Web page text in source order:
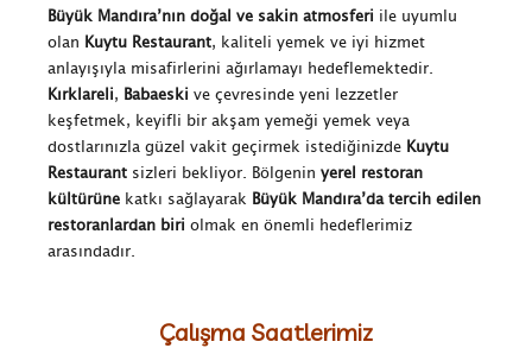
Büyük Mandıra’nın doğal ve sakin atmosferi ile uyumlu
olan
Kuytu Restaurant, kaliteli yemek ve iyi hizmet
anlayışıyla misafirlerini ağırlamayı hedeflemektedir.
Kırklareli, Babaeski ve çevresinde yeni lezzetler
keşfetmek, keyifli bir akşam yemeği yemek veya
dostlarınızla güzel vakit geçirmek istediğinizde Kuytu
Restaurant sizleri bekliyor. Bölgenin yerel restoran
kültürüne katkı sağlayarak
Büyük Mandıra’da tercih edilen
restoranlardan biri olmak en önemli hedeflerimiz
arasındadır.
Çalışma Saatlerimiz